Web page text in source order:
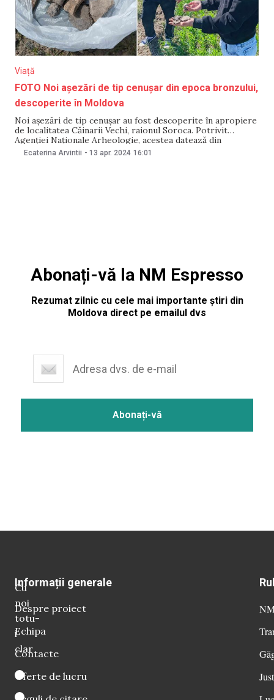
Viață
FOTO Noi așezări de tip cenușar din epoca bronzului,
descoperite în Moldova
Noi așezări de tip cenușar au fost descoperite în apropiere
de localitatea Căinarii Vechi, raionul Soroca. Potrivit
Agenției Naționale Arheologie, acestea datează din
perioada târzie a epocii bronzului (sec. XVI-XIII î. Hr.),
dacilor liberi din sec. III d. Hr. și evului mediu târziu (sec.
Ecaterina Arvintii - 13 apr. 2024 16:01
Abonați-vă la NM Espresso
Rezumat zilnic cu cele mai importante știri din
Moldova direct pe emailul dvs
Cu
noi
totu-
i
clar
Informații generale
Despre proiect
Echipa
Contacte
Oferte de lucru